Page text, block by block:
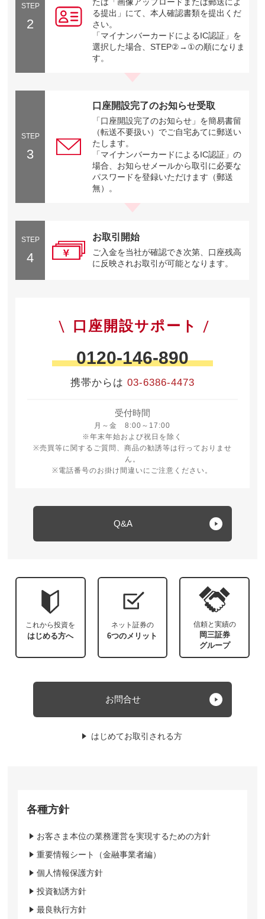
STEP
2
る提出」にて、本人確認書類を提出くだ
さい。
「マイナンバーカードによるIC認証」を
選択した場合、STEP②→①の順になりま
す。
STEP
3
口座開設完了のお知らせ受取
「口座開設完了のお知らせ」を簡易書留
（転送不要扱い）でご自宅あてに郵送い
たします。
「マイナンバーカードによるIC認証」の
場合、お知らせメールから取引に必要な
パスワードを登録いただけます（郵送
無）。
STEP
4
お取引開始
ご入金を当社が確認でき次第、口座残高
に反映されお取引が可能となります。
口座開設サポート
0120-146-890
携帯からは 03-6386-4473
受付時間
月～金 8:00～17:00
月曜日から金曜日 8時から17時
※年末年始および祝日を除く
※売買等に関するご質問、商品の勧誘等は行っておりませ
ん。
※電話番号のお掛け間違いにご注意ください。
Q&A
これから投資を
はじめる方へ
ネット証券の
6つのメリット
信頼と実績の
岡三証券
グループ
お問合せ
はじめてお取引される方
各種方針
お客さま本位の業務運営を実現するための方針
重要情報シート（金融事業者編）
個人情報保護方針
投資勧誘方針
最良執行方針